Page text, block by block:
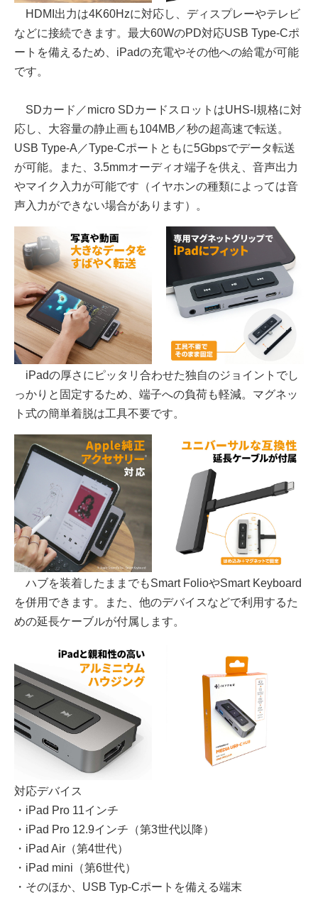
HDMI出力は4K60Hzに対応し、ディスプレーやテレビ
などに接続できます。最大60WのPD対応USB Type-Cポ
ートを備えるため、iPadの充電やその他への給電が可能
です。
SDカード／micro SDカードスロットはUHS-I規格に対
応し、大容量の静止画も104MB／秒の超高速で転送。
USB Type-A／Type-Cポートともに5Gbpsでデータ転送
が可能。また、3.5mmオーディオ端子を供え、音声出力
やマイク入力が可能です（イヤホンの種類によっては音
声入力ができない場合があります）。
iPadの厚さにピッタリ合わせた独自のジョイントでし
っかりと固定するため、端子への負荷も軽減。マグネッ
ト式の簡単着脱は工具不要です。
ハブを装着したままでもSmart FolioやSmart Keyboard
を併用できます。また、他のデバイスなどで利用するた
めの延長ケーブルが付属します。
対応デバイス
・iPad Pro 11インチ
・iPad Pro 12.9インチ（第3世代以降）
・iPad Air（第4世代）
・iPad mini（第6世代）
・そのほか、USB Typ-Cポートを備える端末